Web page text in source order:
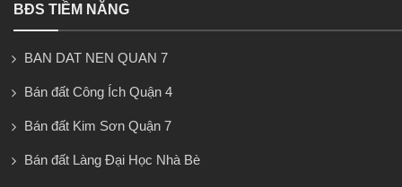
BĐS TIỀM NĂNG
BAN DAT NEN QUAN 7
Bán đất Công Ích Quận 4
Bán đất Kim Sơn Quận 7
Bán đất Làng Đại Học Nhà Bè